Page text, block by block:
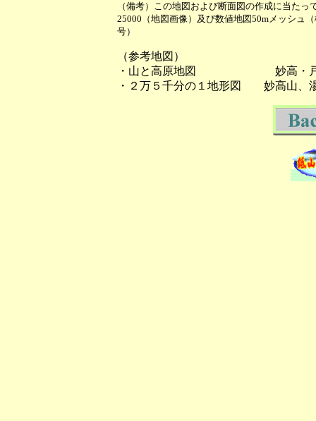
（備考）この地図および断面図の作成に当た
25000（地図画像）及び数値地図50mメッシュ
号）
（参考地図）
・山と高原地図 妙高・戸
・２万５千分の１地形図 妙高山、